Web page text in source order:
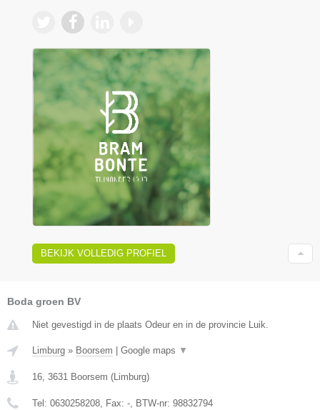
BEKIJK VOLLEDIG PROFIEL
Boda groen BV
Niet gevestigd in de plaats Odeur en in de provincie Luik.
Limburg » Boorsem Google maps ▼
16, 3631 Boorsem (Limburg)
Tel: 0630258208, Fax: -, BTW-nr: 98832794